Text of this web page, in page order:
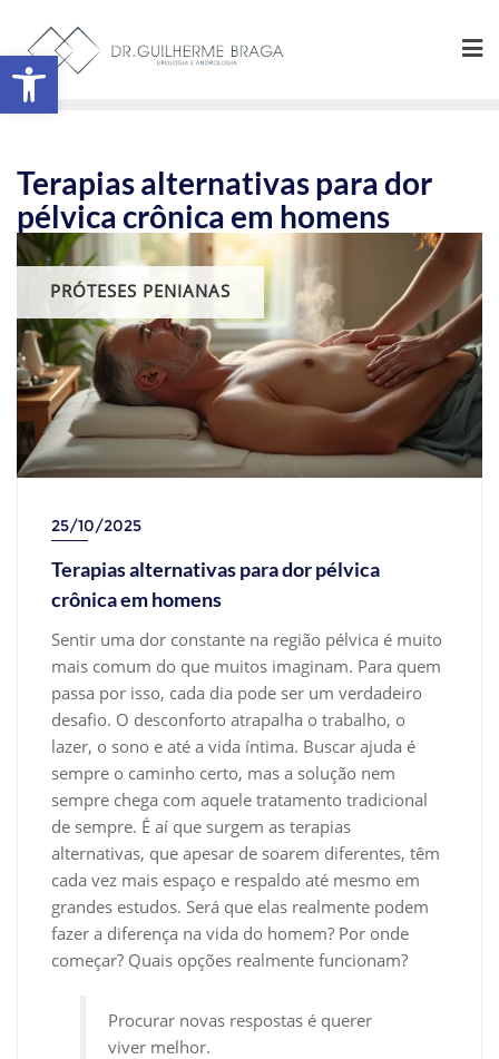
Abrir a barra de ferramentas
Terapias alternativas para dor
pélvica crônica em homens
PRÓTESES PENIANAS
25/10/2025
Terapias alternativas para dor pélvica
crônica em homens
Sentir uma dor constante na região pélvica é muito
mais comum do que muitos imaginam. Para quem
passa por isso, cada dia pode ser um verdadeiro
desafio. O desconforto atrapalha o trabalho, o
lazer, o sono e até a vida íntima. Buscar ajuda é
sempre o caminho certo, mas a solução nem
sempre chega com aquele tratamento tradicional
de sempre. É aí que surgem as terapias
alternativas, que apesar de soarem diferentes, têm
cada vez mais espaço e respaldo até mesmo em
grandes estudos. Será que elas realmente podem
fazer a diferença na vida do homem? Por onde
começar? Quais opções realmente funcionam?
Procurar novas respostas é querer
viver melhor.